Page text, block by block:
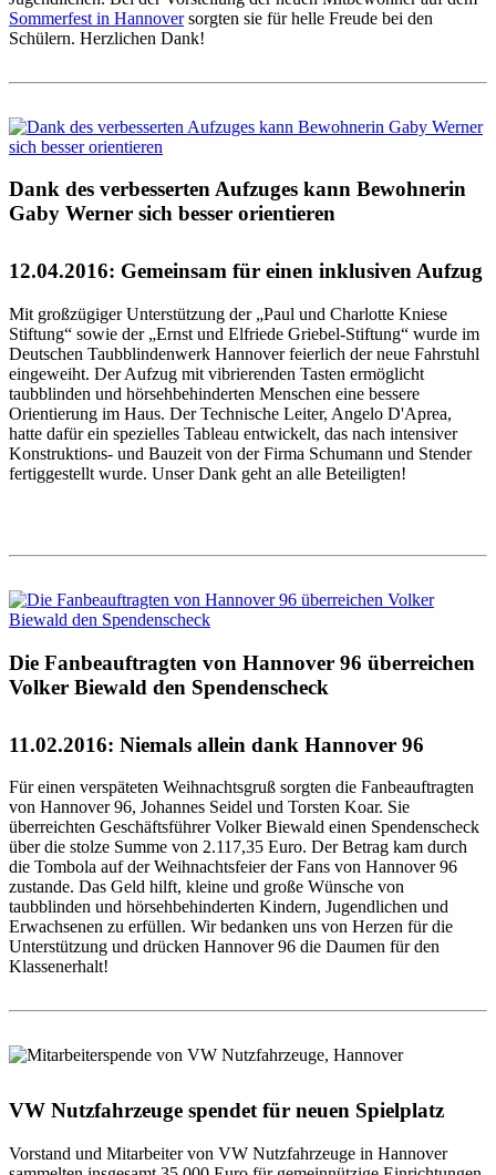
Sommerfest in Hannoversorgten sie für helle Freude bei den
Schülern. Herzlichen Dank!
Dank des verbesserten Aufzuges kann Bewohnerin
Gaby Werner sich besser orientieren
12.04.2016: Gemeinsam für einen inklusiven Aufzug
Mit großzügiger Unterstützung der „Paul und Charlotte Kniese
Stiftung“ sowie der „Ernst und Elfriede Griebel-Stiftung“ wurde im
Deutschen Taubblindenwerk Hannover feierlich der neue Fahrstuhl
eingeweiht. Der Aufzug mit vibrierenden Tasten ermöglicht
taubblinden und hörsehbehinderten Menschen eine bessere
Orientierung im Haus. Der Technische Leiter, Angelo D'Aprea,
hatte dafür ein spezielles Tableau entwickelt, das nach intensiver
Konstruktions- und Bauzeit von der Firma Schumann und Stender
fertiggestellt wurde. Unser Dank geht an alle Beteiligten!
Die Fanbeauftragten von Hannover 96 überreichen
Volker Biewald den Spendenscheck
11.02.2016: Niemals allein dank Hannover 96
Für einen verspäteten Weihnachtsgruß sorgten die Fanbeauftragten
von Hannover 96, Johannes Seidel und Torsten Koar. Sie
überreichten Geschäftsführer Volker Biewald einen Spendenscheck
über die stolze Summe von 2.117,35 Euro. Der Betrag kam durch
die Tombola auf der Weihnachtsfeier der Fans von Hannover 96
zustande. Das Geld hilft, kleine und große Wünsche von
taubblinden und hörsehbehinderten Kindern, Jugendlichen und
Erwachsenen zu erfüllen. Wir bedanken uns von Herzen für die
Unterstützung und drücken Hannover 96 die Daumen für den
Klassenerhalt!
VW Nutzfahrzeuge spendet für neuen Spielplatz
Vorstand und Mitarbeiter von VW Nutzfahrzeuge in Hannover